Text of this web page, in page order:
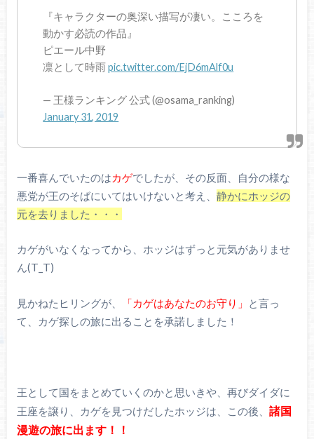
『キャラクターの奥深い描写が凄い。こころを
動かす必読の作品』
ピエール中野
凛として時雨pic.twitter.com/EjD6mAlf0u
— 王様ランキング 公式 (@osama_ranking)
January 31, 2019
一番喜んでいたのはカゲでしたが、その反面、自分の様な
悪党が王のそばにいてはいけないと考え、 静かにホッジの
元を去りました・・・
カゲがいなくなってから、ホッジはずっと元気がありませ
ん(T_T)
見かねたヒリングが、 「カゲはあなたのお守り」
と言っ
て、カゲ探しの旅に出ることを承諾しました！
王として国をまとめていくのかと思いきや、再びダイダに
王座を譲り、カゲを見つけだしたホッジは、この後、 諸国
漫遊の旅に出ます！！